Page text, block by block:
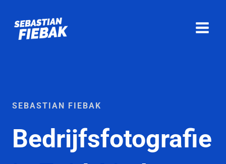
naar
SEBASTIAN FIEBAK
Bedrijfsfotografie